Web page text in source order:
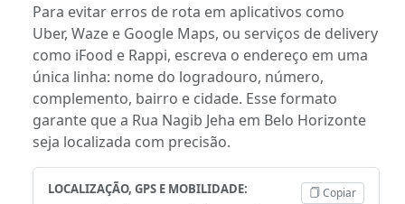
Para evitar erros de rota em aplicativos como
Uber, Waze e Google Maps, ou serviços de delivery
como iFood e Rappi, escreva o endereço em uma
única linha: nome do logradouro, número,
complemento, bairro e cidade. Esse formato
garante que a Rua Nagib Jeha em Belo Horizonte
seja localizada com precisão.
LOCALIZAÇÃO, GPS E MOBILIDADE: Copiar